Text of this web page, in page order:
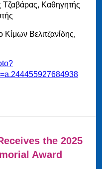
Τζαβάρας, Καθηγητής
Βελιτζανίδης,
the 2025
Award